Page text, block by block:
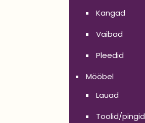
Kangad
Vaibad
Pleedid
Mööbel
Lauad
Toolid/pingid